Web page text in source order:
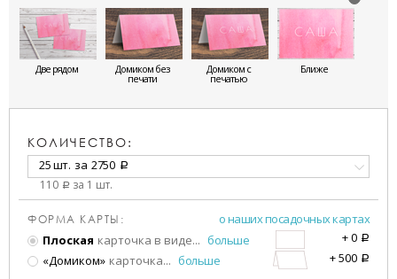
Две рядом Домиком без
печати
Домиком с
печатью
Ближе
КОЛИЧЕСТВО:
25 шт. за 2750 a
110 a за 1 шт.
ФОРМА КАРТЫ:
о наших посадочных картах
Плоская карточка в виде... больше +0 a
«Домиком» карточка... больше +500 a